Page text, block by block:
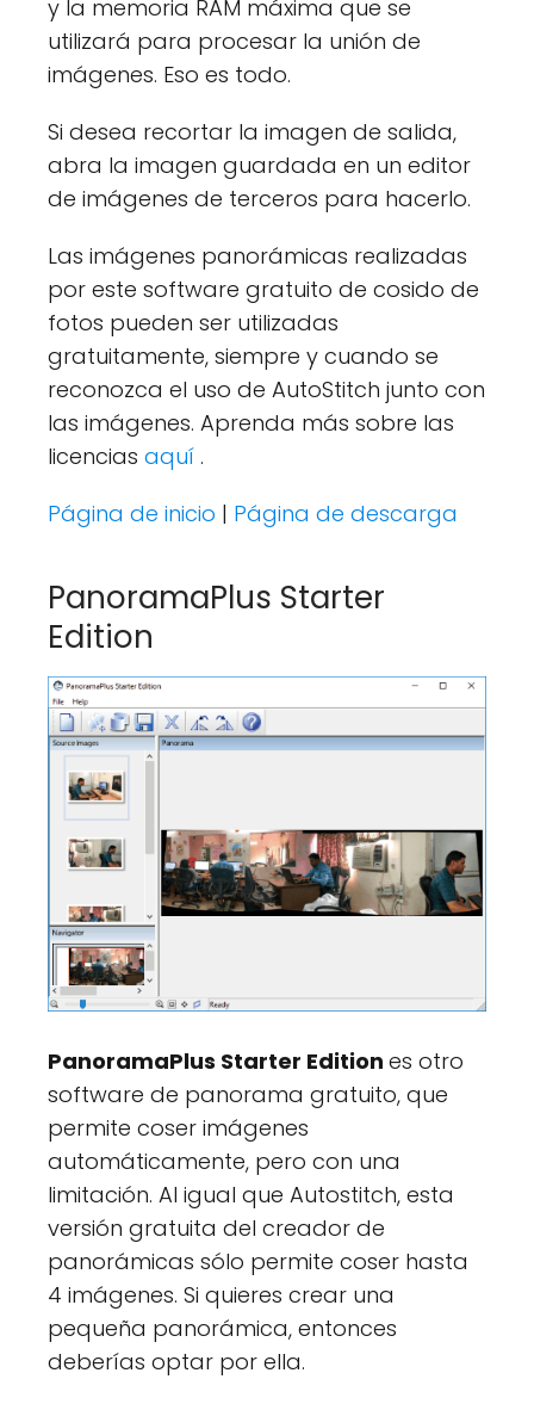
y la memoria RAM máxima que se
utilizará para procesar la unión de
imágenes. Eso es todo.
Si desea recortar la imagen de salida,
abra la imagen guardada en un editor
de imágenes de terceros para hacerlo.
Las imágenes panorámicas realizadas
por este software gratuito de cosido de
fotos pueden ser utilizadas
gratuitamente, siempre y cuando se
reconozca el uso de AutoStitch junto con
las imágenes. Aprenda más sobre las
licencias aquí .
Página de inicio | Página de descarga
PanoramaPlus Starter
Edition
PanoramaPlus Starter Edition es otro
software de panorama gratuito, que
permite coser imágenes
automáticamente, pero con una
limitación. Al igual que Autostitch, esta
versión gratuita del creador de
panorámicas sólo permite coser hasta
4 imágenes. Si quieres crear una
pequeña panorámica, entonces
deberías optar por ella.